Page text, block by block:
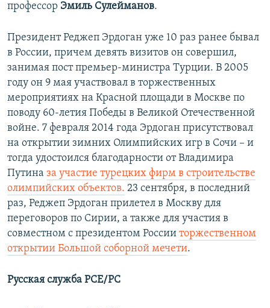
профессор Эмиль Сулейманов.
Президент Реджеп Эрдоган уже 10 раз ранее бывал
в России, причем девять визитов он совершил,
занимая пост премьер-министра Турции. В 2005
году он 9 мая участвовал в торжественных
мероприятиях на Красной площади в Москве по
поводу 60-летия Победы в Великой Отечественной
войне. 7 февраля 2014 года Эрдоган присутствовал
на открытии зимних Олимпийских игр в Сочи – и
тогда удостоился благодарности от Владимира
Путина за участие турецких фирм в строительстве
олимпийских объектов. 23 сентября, в последний
раз, Реджеп Эрдоган прилетел в Москву для
переговоров по Сирии, а также для участия в
совместном с президентом России торжественном
открытии Большой соборной мечети.
Русская служба РСЕ/РС